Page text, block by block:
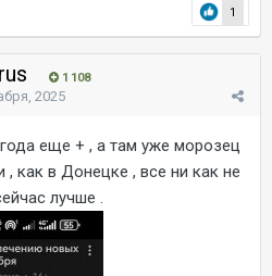
1
1 108
2025
еще + , а там уже морозец
, как в Донецке , все ни как не
лучше .